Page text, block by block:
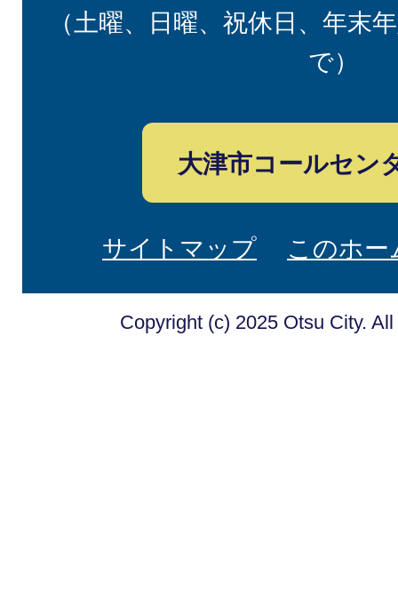
（土曜、日曜、祝休日、年末
で）
大津市コールセン
サイトマップ このホ
Copyright (c) 2025 Otsu City.